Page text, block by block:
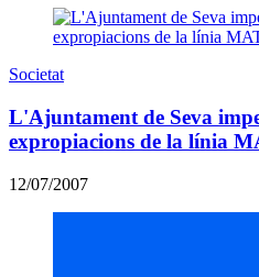
Societat
L'Ajuntament de Seva
expropiacions de la línia
12/07/2007